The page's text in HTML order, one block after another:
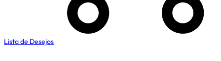
Lista de Desejos